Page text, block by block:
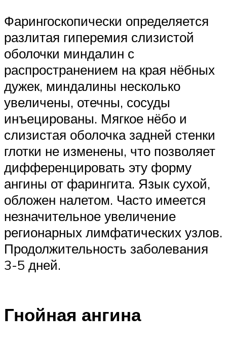
Фарингоскопически определяется
разлитая гиперемия слизистой
оболочки миндалин с
распространением на края нёбных
дужек, миндалины несколько
увеличены, отечны, сосуды
инъецированы. Мягкое нёбо и
слизистая оболочка задней стенки
глотки не изменены, что позволяет
дифференцировать эту форму
ангины от фарингита. Язык сухой,
обложен налетом. Часто имеется
незначительное увеличение
регионарных лимфатических узлов.
Продолжительность заболевания
3-5 дней.
Гнойная ангина